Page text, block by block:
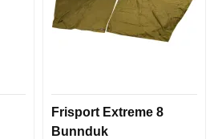
Frisport Extreme 8
Bunnduk